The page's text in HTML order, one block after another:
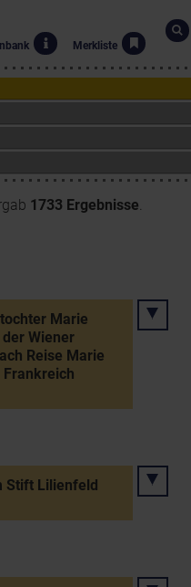
Merkliste
1733 Ergebnisse.
Marie
Wiener
Reise Marie
Frankreich
Stift Lilienfeld